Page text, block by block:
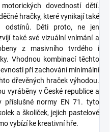
dovedností dětí.
hračky, které vynikají také
odstínů. Děti proto, ne jen
také své vizuální vnímání a
z masivního tvrdého i
Vhodnou kombinací těchto
při zachování minimální
dřevěných hraček výhodou.
vyráběny v České republice a
příslušné normy EN 71. tyto
a školiček, jejich pastelové
vybízí ke kreativní hře.